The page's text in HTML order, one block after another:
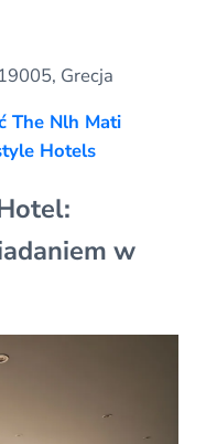
Grecja
The Nlh Mati
Hotels
w